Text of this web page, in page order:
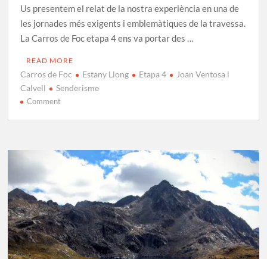
Us presentem el relat de la nostra experiència en una de
les jornades més exigents i emblemàtiques de la travessa.
La Carros de Foc etapa 4 ens va portar des …
READ MORE
Carros de Foc Estany Llong Etapa 4
Joan Ventosa i
Calvell
Senderisme
Commenton
Etapa
Ventosa
i
Calvell
–
Estany